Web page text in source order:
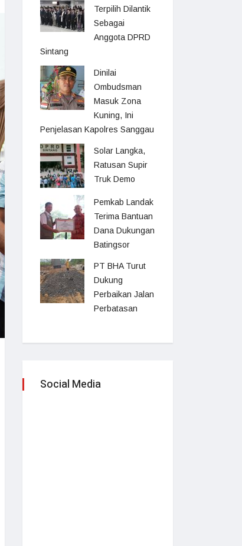
Terpilih Dilantik
Sebagai
Anggota DPRD
Sintang
Dinilai
Ombudsman
Masuk Zona
Kuning, Ini
Penjelasan Kapolres Sanggau
Solar Langka,
Ratusan Supir
Truk Demo
Pemkab Landak
Terima Bantuan
Dana Dukungan
Batingsor
PT BHA Turut
Dukung
Perbaikan Jalan
Perbatasan
Social Media